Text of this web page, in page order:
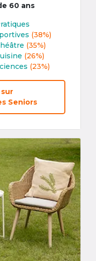
60 ans
(38%)
(35%)
(26%)
(23%)
sur
Seniors